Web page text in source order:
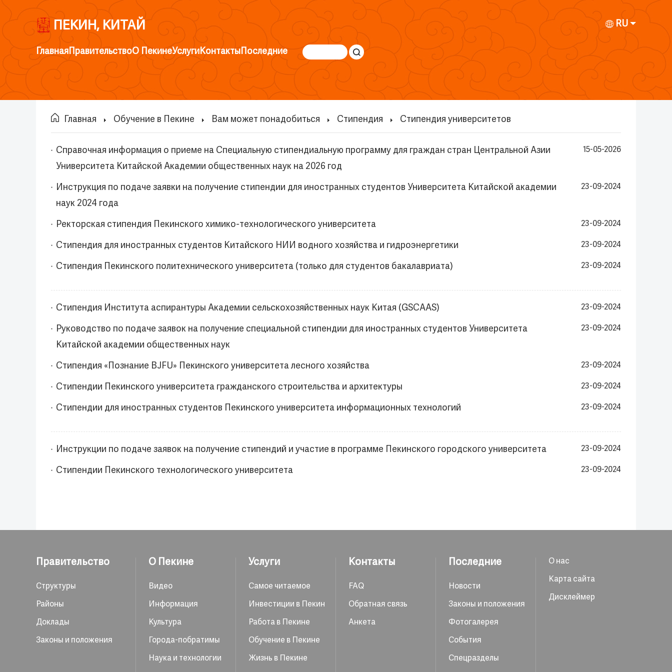
ПЕКИН, КИТАЙ RU
ГлавнаяПравительствоО ПекинеУслугиКонтактыПоследние
Главная Обучение в Пекине Вам может понадобиться Стипендия Стипендия университетов
Справочная информация о приеме на Специальную стипендиальную программу для граждан стран Центральной Азии
Университета Китайской Академии общественных наук на 2026 год
15-05-2026
Инструкция по подаче заявки на получение стипендии для иностранных студентов Университета Китайской академии
наук 2024 года
23-09-2024
Ректорская стипендия Пекинского химико-технологического университета 23-09-2024
Стипендия для иностранных студентов Китайского НИИ водного хозяйства и гидроэнергетики 23-09-2024
Стипендия Пекинского политехнического университета (только для студентов бакалавриата) 23-09-2024
Стипендия Института аспирантуры Академии сельскохозяйственных наук Китая (GSCAAS) 23-09-2024
Руководство по подаче заявок на получение специальной стипендии для иностранных студентов Университета
Китайской академии общественных наук
23-09-2024
Стипендия «Познание BJFU» Пекинского университета лесного хозяйства 23-09-2024
Стипендии Пекинского университета гражданского строительства и архитектуры 23-09-2024
Стипендии для иностранных студентов Пекинского университета информационных технологий 23-09-2024
Инструкции по подаче заявок на получение стипендий и участие в программе Пекинского городского университета 23-09-2024
Стипендии Пекинского технологического университета 23-09-2024
Правительство
Структуры
Районы
Доклады
Законы и положения
О Пекине
Видео
Информация
Культура
Города-побратимы
Наука и технологии
Услуги
Самое читаемое
Инвестиции в Пекин
Работа в Пекине
Обучение в Пекине
Жизнь в Пекине
Контакты
FAQ
Обратная связь
Анкета
Последние
Новости
Законы и положения
Фотогалерея
События
Спецразделы
О нас
Карта сайта
Дисклеймер